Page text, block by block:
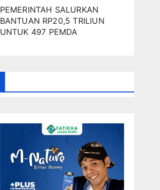
PEMERINTAH SALURKAN
BANTUAN RP20,5 TRILIUN
UNTUK 497 PEMDA